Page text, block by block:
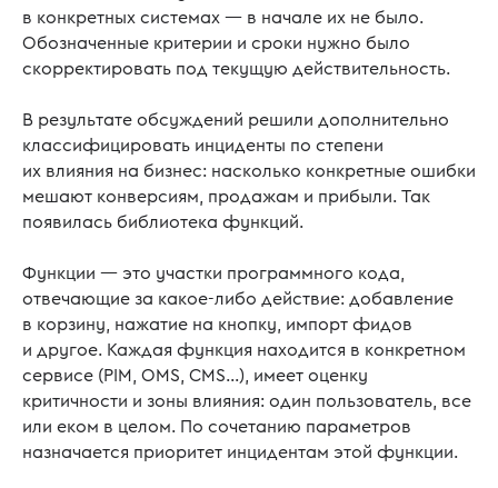
в конкретных системах — в начале их не было.
Обозначенные критерии и сроки нужно было
скорректировать под текущую действительность.
В результате обсуждений решили дополнительно
классифицировать инциденты по степени
их влияния на бизнес: насколько конкретные ошибки
мешают конверсиям, продажам и прибыли. Так
появилась библиотека функций.
Функции — это участки программного кода,
отвечающие за какое-либо действие: добавление
в корзину, нажатие на кнопку, импорт фидов
и другое. Каждая функция находится в конкретном
сервисе (PIM, OMS, CMS…), имеет оценку
критичности и зоны влияния: один пользователь, все
или еком в целом. По сочетанию параметров
назначается приоритет инцидентам этой функции.